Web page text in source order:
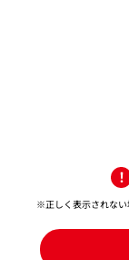
※正しく表示されない